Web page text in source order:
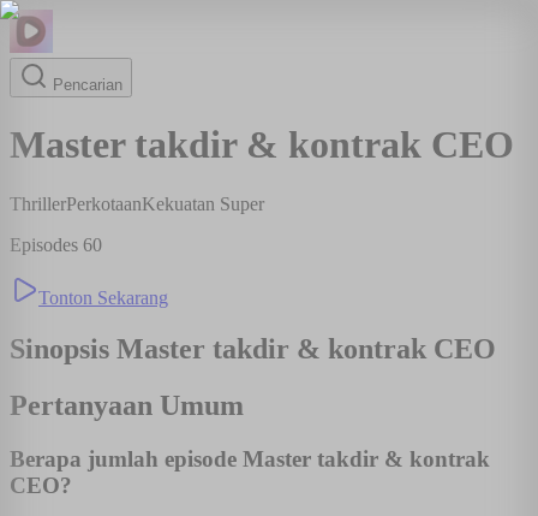
Pencarian
Master takdir & kontrak CEO
ThrillerPerkotaanKekuatan Super
Episodes 60
Tonton Sekarang
Sinopsis Master takdir & kontrak CEO
Pertanyaan Umum
Berapa jumlah episode Master takdir & kontrak
CEO?